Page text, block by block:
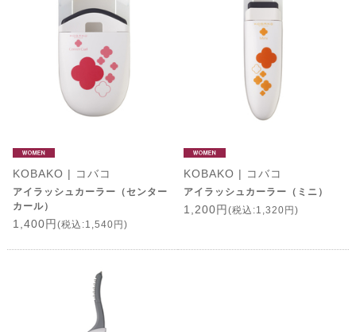
KOBAKO | コバコ
アイラッシュカーラー（センター
カール）
1,400円 (税込:1,540円)
KOBAKO | コバコ
アイラッシュカーラー（ミニ）
1,200円 (税込:1,320円)